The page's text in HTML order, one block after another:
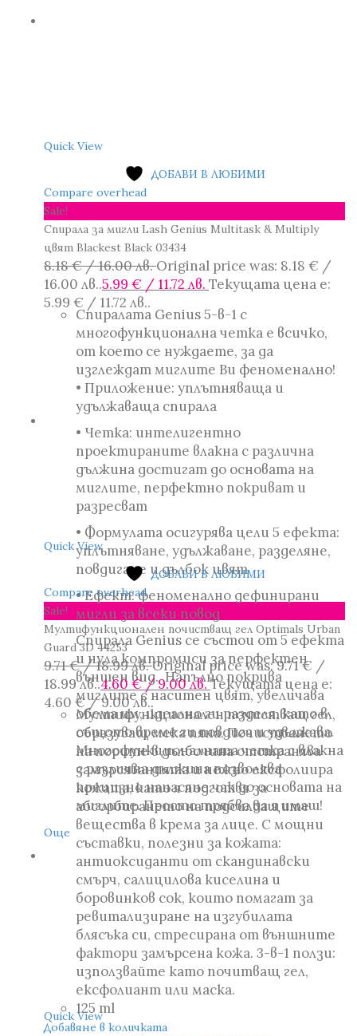
Quick View
ДОБАВИ В ЛЮБИМИ
Compare overhead
Sale!
Спирала за мигли Lash Genius Multitask & Multiply
цвят Blackest Black 03434
8.18€/ 16.00 лв.Original price was: 8.18 € /
16.00 лв..5.99 € / 11.72 лв. Текущата цена е:
5.99 € / 11.72 лв..
Спиралата Genius 5-в-1 с
многофункционална четка е всичко,
от което се нуждаете, за да
изглеждат миглите Ви феноменално!
• Приложение: уплътняваща и
удължаваща спирала
• Четка: интелигентно
проектираните влакна с различна
дължина достигат до основата на
миглите, перфектно покриват и
разресват
• Формулата осигурява цели 5 ефекта:
уплътняване, удължаване, разделяне,
повдигане и дълбок цвят
• Ефект: феноменално дефинирани
мигли за всеки повод
Спирала Genius се състои от 5 ефекта
и нула компромиси за перфектен
външен вид. Напълно покрива
миглите с наситен цвят, увеличава
обема им, идеално ги разделя, като в
същото време ги повдига и удължава.
Многофункционалната четка с влакна
с различна дължина позволява
прецизно нанасяне чак до основата на
миглите. Просто трябва да я имаш!
Още
Quick View
ДОБАВИ В ЛЮБИМИ
Compare overhead
Sale!
Мултифункционален почистващ гел Optimals Urban
Guard 3D 44253
9.71€/ 18.99 лв.Original price was: 9.71 € /
18.99 лв..4.60 €/ 9.00 лв.Текущата цена е:
4.60 € / 9.00 лв..
Мултифункционален почистващ гел,
образуващ мека пяна. Почистването
на порите в дълбочина отстранява
замърсяванията и нежно ексфолиира
кожата, като я подготвя за
абсорбирането на подсилващите
вещества в крема за лице. С мощни
съставки, полезни за кожата:
антиоксиданти от скандинавски
смърч, салицилова киселина и
боровинков сок, които помагат за
ревитализиране на изгубилата
блясъка си, стресирана от външните
фактори замърсена кожа. 3-в-1 ползи:
използвайте като почитващ гел,
ексфолиант или маска.
125 ml
Добавяне в количката
Quick View